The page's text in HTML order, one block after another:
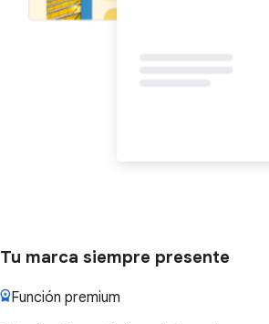
Tu marca siempre presente
Función premium